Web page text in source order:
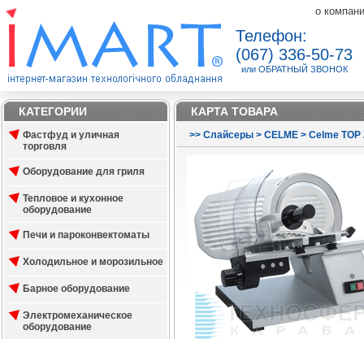
о
Телефон:
(067) 336-50-73
или ОБРАТНЫЙ ЗВОНОК
КАТЕГОРИИ
Фастфуд и уличная
торговля
Оборудование для гриля
Тепловое и кухонное
оборудование
Печи и пароконвектоматы
Холодильное и морозильное
Барное оборудование
Электромеханическое
оборудование
КАРТА ТОВАРА
>> Слайсеры > CELME > Celme TOP